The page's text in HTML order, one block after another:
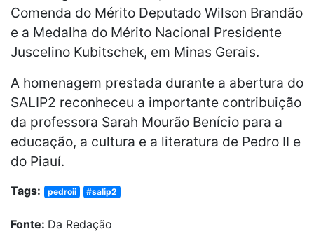
Comenda do Mérito Deputado Wilson Brandão
e a Medalha do Mérito Nacional Presidente
Juscelino Kubitschek, em Minas Gerais.
A homenagem prestada durante a abertura do
SALIP2 reconheceu a importante contribuição
da professora Sarah Mourão Benício para a
educação, a cultura e a literatura de Pedro II e
do Piauí.
Tags: pedroii #salip2
Fonte: Da Redação